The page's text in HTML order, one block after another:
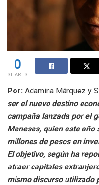
0
SHARES
Por: Adamina Márquez y
ser el nuevo destino
campaña lanzada por el
Meneses, quien este año
millones de pesos en
El objetivo, según ha
atraer capitales
mismo discurso utilizado